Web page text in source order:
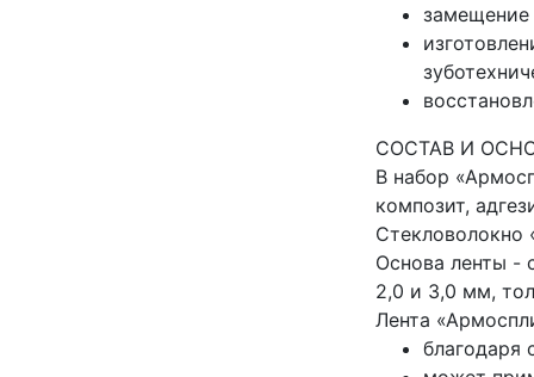
СОСТАВ И
В набор
композит,
Стекловолокно
Основа ленты -
2,0 и 3,0 мм,
Лента
благодаря